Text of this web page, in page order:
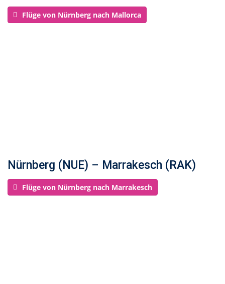
Flüge von Nürnberg nach Mallorca
Nürnberg (NUE) – Marrakesch (RAK)
Flüge von Nürnberg nach Marrakesch